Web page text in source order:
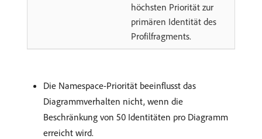
höchsten Priorität zur
primären Identität des
Profilfragments.
Die Namespace-Priorität beeinflusst das
Diagrammverhalten nicht, wenn die
Beschränkung von 50 Identitäten pro Diagramm
erreicht wird.